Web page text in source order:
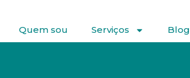
Quem sou Serviços Blog